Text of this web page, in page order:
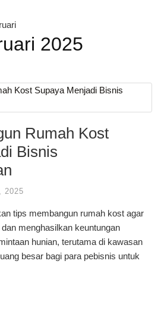
2025
Rumah Kost
Bisnis
2025
tips membangun rumah kost agar
menghasilkan keuntungan
hunian, terutama di kawasan
besar bagi para pebisnis untuk